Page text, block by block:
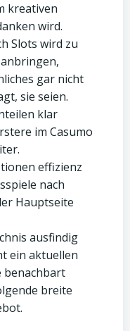
kreativen
wird.
Slots wird zu
gar nicht
sie seien.
klar
im Casumo
effizienz
nach
Hauptseite
ausfindig
ein aktuellen
benachbart
breite